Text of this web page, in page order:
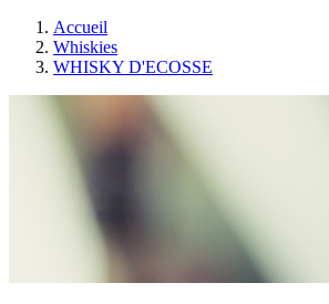
Accueil
Whiskies
WHISKY D'ECOSSE